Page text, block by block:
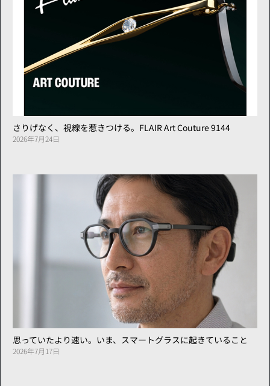
さりげなく、視線を惹きつける。FLAIR Art Couture 9144
2026年7月24日
思っていたより速い。いま、スマートグラスに起きていること
2026年7月17日